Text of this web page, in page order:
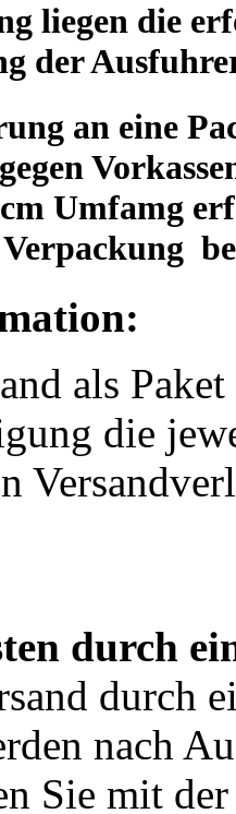
liegen die
der
an eine
Umfamg
als
die
durch
durch
nach
Sie mit